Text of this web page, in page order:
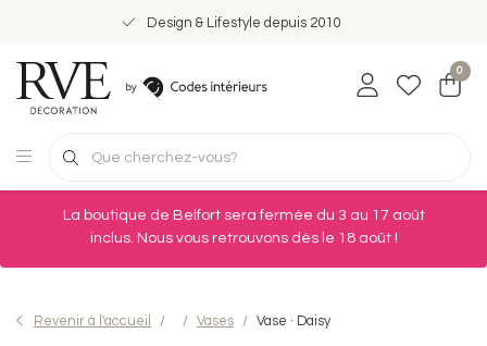
Design & Lifestyle depuis 2010
0
La boutique de Belfort sera fermée du 3 au 17 août
inclus. Nous vous retrouvons dès le 18 août !
Revenir à l'accueil Vases Vase · Daisy